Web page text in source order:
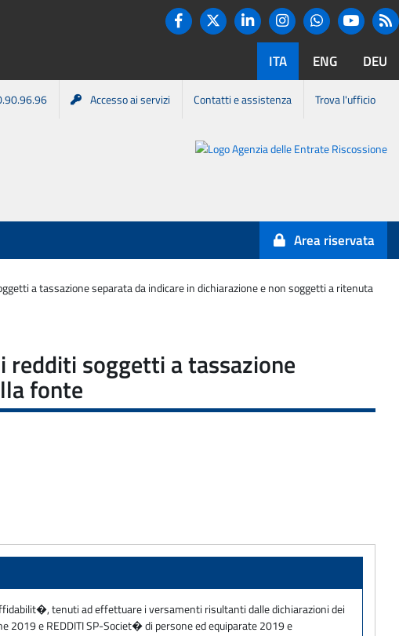
Twitter
LinkedinInstagram
ITA ENG DEU
Accesso ai servizi Contatti e assistenza Trova l'ufficio
Agenzia
Entrate-
Riscossione
Area riservata
a tassazione separata da indicare in dichiarazione e non soggetti a ritenuta
soggetti a tassazione
fonte
tenuti ad effettuare i versamenti risultanti dalle dichiarazioni dei
2019 e REDDITI SP-Societ� di persone ed equiparate 2019 e